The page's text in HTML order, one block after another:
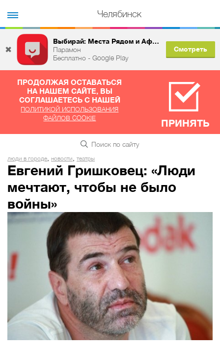
✖
Выбирай: Места Рядом и Афиша
Парамон
Бесплатно - Google Play
Смотреть
ПРОДОЛЖАЯ ОСТАВАТЬСЯ
НА НАШЕМ САЙТЕ, ВЫ
СОГЛАШАЕТЕСЬ С НАШЕЙ
ПОЛИТИКОЙ ИСПОЛЬЗОВАНИЯ
ФАЙЛОВ COOKIE
ПРИНЯТЬ
Челябинск
люди в городе новости театры
Евгений Гришковец: «Люди
мечтают, чтобы не было
войны»